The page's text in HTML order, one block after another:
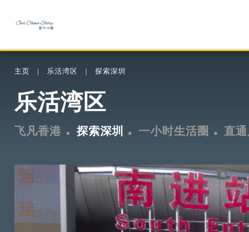
主页 乐活湾区 探索深圳
乐活湾区
飞凡香港 探索深圳 一小时生活圈 直